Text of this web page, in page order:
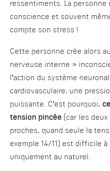
ressentiments. La personne
conscience et souvent
compte son stress !
Cette personne crée alors
nerveuse interne »
l’action du système
cardiovasculaire, une
puissante. C’est pourquoi,
tension pincée (car les
proches, quand seule la
exemple 14/11) est difficile
uniquement au naturel.